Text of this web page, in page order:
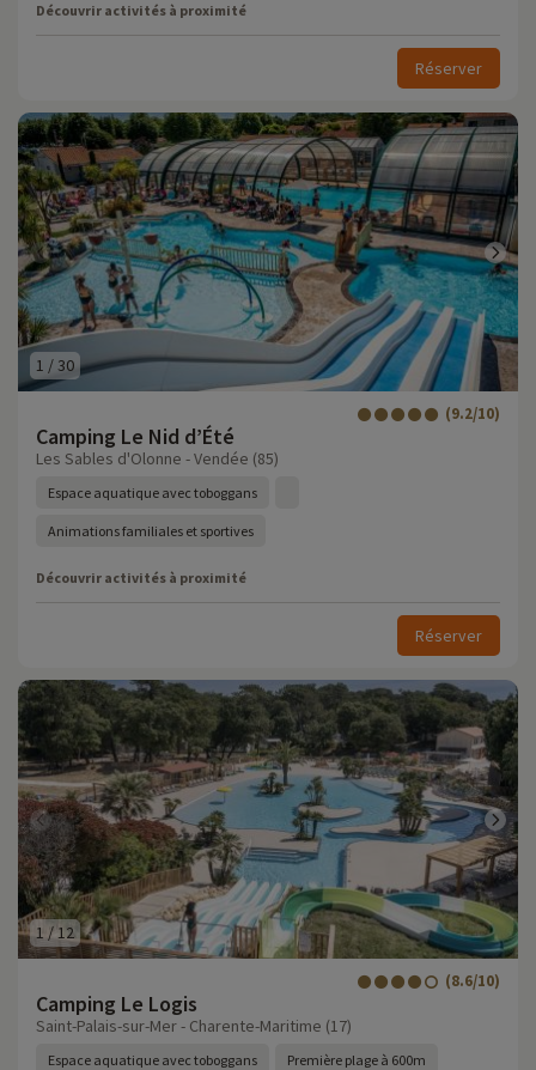
Découvrir activités à proximité
Réserver
1 /30
Camping Le Nid d’Été
(9.2/10)
Les Sables d'Olonne - Vendée (85)
Espace aquatique avec toboggans
Animations familiales et sportives
Découvrir activités à proximité
Réserver
1 /12
Camping Le Logis
(8.6/10)
Saint-Palais-sur-Mer - Charente-Maritime (17)
Espace aquatique avec toboggans Première plage à 600m